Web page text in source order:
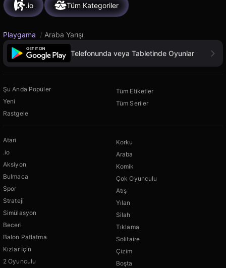
.io Tüm Kategoriler
Playgama / Araba Yarışı
Telefonunda veya Tabletinde Oyunlar
Şu Anda Popüler
Yeni
Rastgele
Tüm Etiketler
Tüm Seriler
Atari
.io
Aksiyon
Bulmaca
Spor
Strateji
Simülasyon
Beceri
Balon Patlatma
Kızlar İçin
2 Oyunculu
Korku
Araba
Komik
Çok Oyunculu
Atış
Yılan
Silah
Tıklama
Solitaire
Çizim
Boşta